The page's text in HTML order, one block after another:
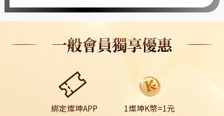
一般會員獨享優惠
綁定燦坤APP 1燦坤K幣=1元